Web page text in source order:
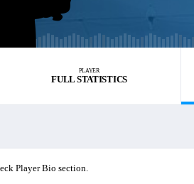
PLAYER
FULL STATISTICS
Player Bio section.